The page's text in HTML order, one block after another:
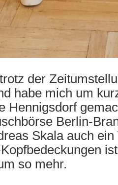
der
habe mich um
Hennigsdorf
Berlin-
Skala auch
so mehr.